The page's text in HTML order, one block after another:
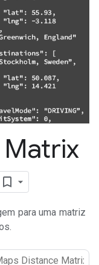
para uma matriz